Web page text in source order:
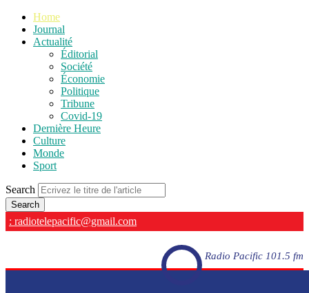
Home
Journal
Actualité
Éditorial
Société
Économie
Politique
Tribune
Covid-19
Dernière Heure
Culture
Monde
Sport
Search
: radiotelepacific@gmail.com
Radio Pacific 101.5 fm